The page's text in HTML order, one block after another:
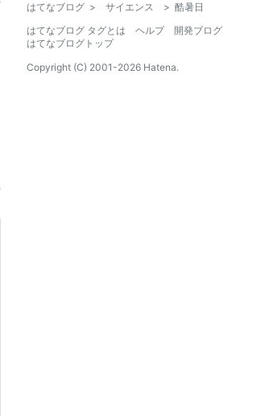
はてなブログ > サイエンス > 酷暑日
はてなブログ タグとは
ヘルプ
開発ブログ
はてなブログトップ
Copyright (C) 2001-2026 Hatena.